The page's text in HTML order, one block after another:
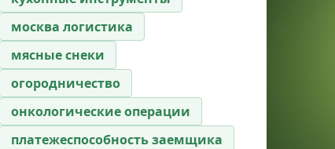
москва логистика
мясные снеки
огородничество
онкологические операции
платежеспособность заемщика